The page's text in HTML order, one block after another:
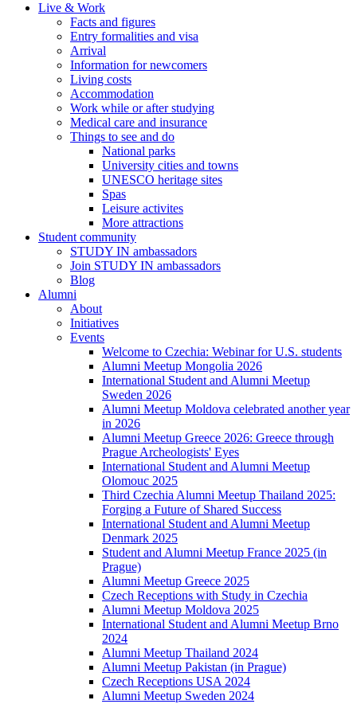
Live & Work
Facts and figures
Entry formalities and visa
Arrival
Information for newcomers
Living costs
Accommodation
Work while or after studying
Medical care and insurance
Things to see and do
National parks
University cities and towns
UNESCO heritage sites
Spas
Leisure activites
More attractions
Student community
STUDY IN ambassadors
Join STUDY IN ambassadors
Blog
Alumni
About
Initiatives
Events
Welcome to Czechia: Webinar for U.S. students
Alumni Meetup Mongolia 2026
International Student and Alumni Meetup
Sweden 2026
Alumni Meetup Moldova celebrated another year
in 2026
Alumni Meetup Greece 2026: Greece through
Prague Archeologists' Eyes
International Student and Alumni Meetup
Olomouc 2025
Third Czechia Alumni Meetup Thailand 2025:
Forging a Future of Shared Success
International Student and Alumni Meetup
Denmark 2025
Student and Alumni Meetup France 2025 (in
Prague)
Alumni Meetup Greece 2025
Czech Receptions with Study in Czechia
Alumni Meetup Moldova 2025
International Student and Alumni Meetup Brno
2024
Alumni Meetup Thailand 2024
Alumni Meetup Pakistan (in Prague)
Czech Receptions USA 2024
Alumni Meetup Sweden 2024